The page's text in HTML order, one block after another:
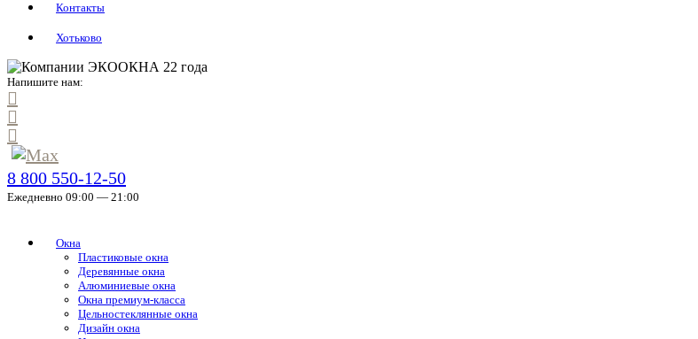
Контакты
Хотьково
Напишите нам:
8 800 550-12-50
Ежедневно 09:00 — 21:00
Окна
Пластиковые окна
Деревянные окна
Алюминиевые окна
Окна премиум-класса
Цельностеклянные окна
Дизайн окна